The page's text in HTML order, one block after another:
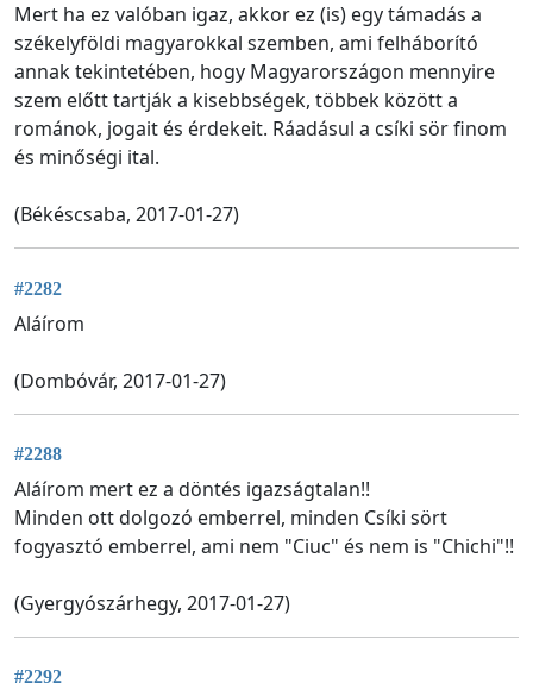
Mert ha ez valóban igaz, akkor ez (is) egy támadás a
székelyföldi magyarokkal szemben, ami felháborító
annak tekintetében, hogy Magyarországon mennyire
szem előtt tartják a kisebbségek, többek között a
románok, jogait és érdekeit. Ráadásul a csíki sör finom
és minőségi ital.
(Békéscsaba, 2017-01-27)
#2282
Aláírom
(Dombóvár, 2017-01-27)
#2288
Aláírom mert ez a döntés igazságtalan!!
Minden ott dolgozó emberrel, minden Csíki sört
fogyasztó emberrel, ami nem "Ciuc" és nem is "Chichi"!!
(Gyergyószárhegy, 2017-01-27)
#2292